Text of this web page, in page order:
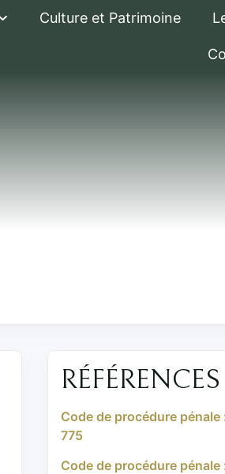
Culture et Patrimoine
casier
RÉFÉRENCES
Code de procédure pénale
775
Code de procédure pénale